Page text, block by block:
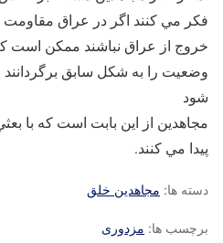
فکر مي کنند اگر در عراق مقاومت
خروج از عراق نباشند ممکن است که
وضعيت را به شکل سابق
شود
مجاهدين از اين بابت است که با
پيدا مي کنند.
دسته ها: مجاهدین خلق
برچسب ها: مزدوری